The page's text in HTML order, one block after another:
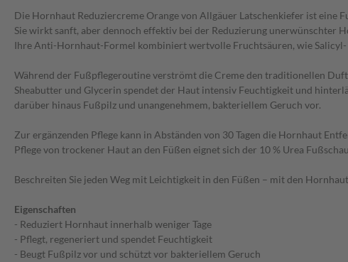
Die Hornhaut Reduziercreme Orange von Allgäuer Latschenkiefer ist
Sie wirkt sanft, aber dennoch effektiv bei der Reduzierung unerwünschter
Ihre Anti-Hornhaut-Formel kombiniert wertvolle Fruchtsäuren, wie Salicyl-
Während der Fußpflegeroutine verströmt die Creme den traditionellen
Sheabutter und Glycerin spendet der Haut intensiv Feuchtigkeit und
darüber hinaus Fußpilz und unangenehmem, bakteriellem Geruch vor.
Zur ergänzenden Pflege kann in Abständen von 30 Tagen die Hornhaut
Pflege von trockener Haut an den Füßen eignet sich der 10 % Urea
Beschreiten Sie jeden Weg mit Leichtigkeit in den Füßen – mit den
Eigenschaften
- Reduziert Hornhaut innerhalb weniger Tage
- Pflegt, regeneriert und spendet Feuchtigkeit
- Beugt Fußpilz vor und schützt vor bakteriellem Geruch